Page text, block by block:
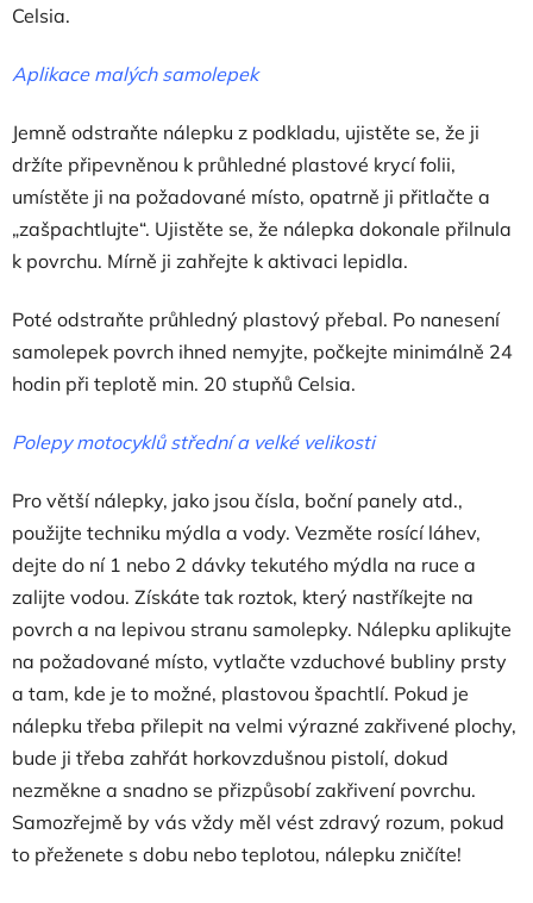
Celsia.
Aplikace malých samolepek
Jemně odstraňte nálepku z podkladu, ujistěte se, že ji
držíte připevněnou k průhledné plastové krycí folii,
umístěte ji na požadované místo, opatrně ji přitlačte a
„zašpachtlujte“. Ujistěte se, že nálepka dokonale přilnula
k povrchu. Mírně ji zahřejte k aktivaci lepidla.
Poté odstraňte průhledný plastový přebal. Po nanesení
samolepek povrch ihned nemyjte, počkejte minimálně 24
hodin při teplotě min. 20 stupňů Celsia.
Polepy motocyklů střední a velké velikosti
Pro větší nálepky, jako jsou čísla, boční panely atd.,
použijte techniku ​​mýdla a vody. Vezměte rosící láhev,
dejte do ní 1 nebo 2 dávky tekutého mýdla na ruce a
zalijte vodou. Získáte tak roztok, který nastříkejte na
povrch a na lepivou stranu samolepky. Nálepku aplikujte
na požadované místo, vytlačte vzduchové bubliny prsty
a tam, kde je to možné, plastovou špachtlí. Pokud je
nálepku třeba přilepit na velmi výrazné zakřivené plochy,
bude ji třeba zahřát horkovzdušnou pistolí, dokud
nezměkne a snadno se přizpůsobí zakřivení povrchu.
Samozřejmě by vás vždy měl vést zdravý rozum, pokud
to přeženete s dobu nebo teplotou, nálepku zničíte!